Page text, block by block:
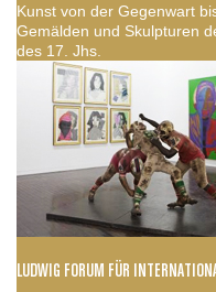
Kunst von der Gegenwart
Gemälden und Skulpturen
des 17. Jhs.
LUDWIG FORUM FÜR